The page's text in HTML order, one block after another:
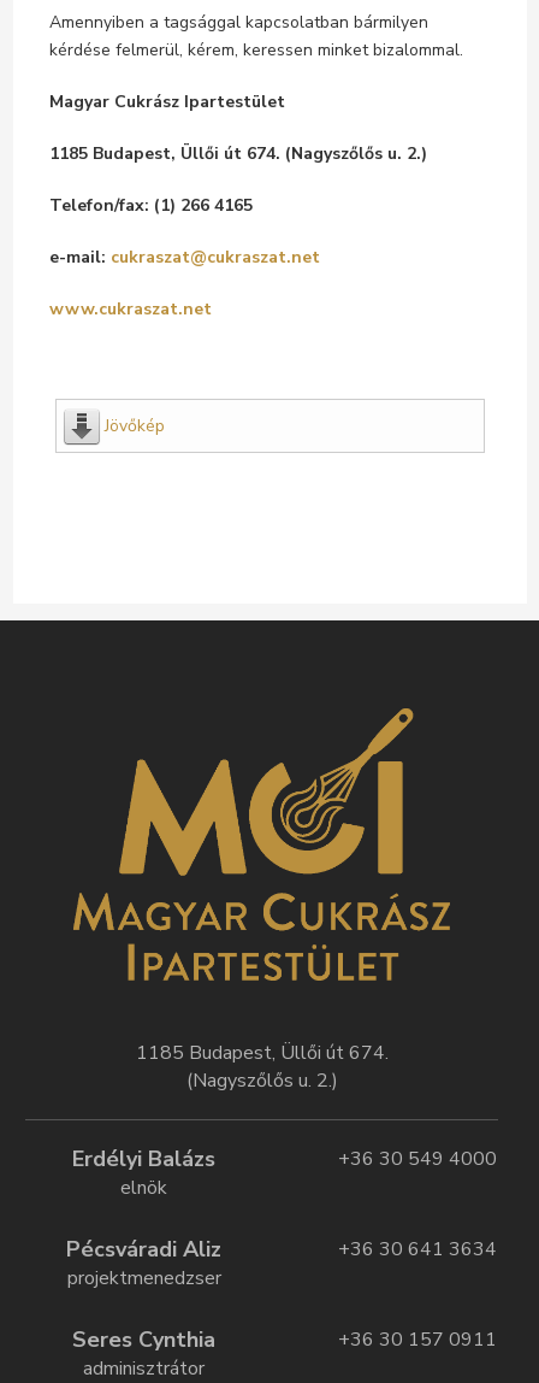
Amennyiben a tagsággal kapcsolatban bármilyen
kérdése felmerül, kérem, keressen minket bizalommal.
Magyar Cukrász Ipartestület
1185 Budapest, Üllői út 674. (Nagyszőlős u. 2.)
Telefon/fax: (1) 266 4165
e-mail: cukraszat@cukraszat.net
www.cukraszat.net
Jövőkép
1185 Budapest, Üllői út 674.
(Nagyszőlős u. 2.)
Erdélyi Balázs
elnök
+36 30 549 4000
Pécsváradi Aliz
projektmenedzser
+36 30 641 3634
Seres Cynthia
adminisztrátor
+36 30 157 0911